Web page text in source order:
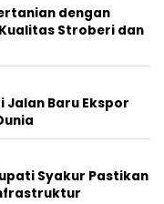
dengan
Stroberi dan
Jalan Baru Ekspor
Syakur Pastikan